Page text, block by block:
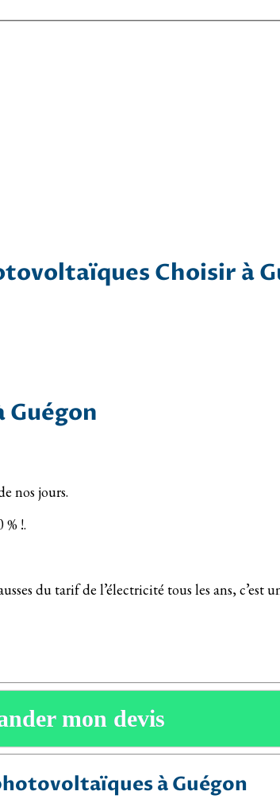
Choisir à
Guégon
nos jours.
!.
du tarif de l’électricité tous les ans, c’est
mon devis
à Guégon